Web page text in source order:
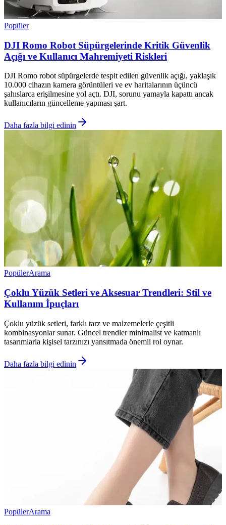
Popüler
DJI Romo Robot Süpürgelerinde Kritik Güvenlik
Açığı ve Kullanıcı Mahremiyeti Riskleri
DJI Romo robot süpürgelerde tespit edilen güvenlik açığı, yaklaşık
10.000 cihazın kamera görüntüleri ve ev haritalarının üçüncü
şahıslarca erişilmesine yol açtı. DJI, sorunu yamayla kapattı ancak
kullanıcıların güncelleme yapması şart.
Daha fazla bilgi edinin
PopülerArama
Çoklu Yüzük Setleri ve Aksesuar Trendleri: Stil ve
Kullanım İpuçları
Çoklu yüzük setleri, farklı tarz ve malzemelerle çeşitli
kombinasyonlar sunar. Güncel trendler minimalist ve katmanlı
tasarımlarla kişisel tarzınızı yansıtmada önemli rol oynar.
Daha fazla bilgi edinin
PopülerArama